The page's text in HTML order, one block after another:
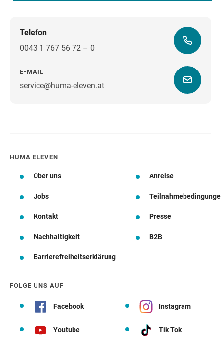
Telefon
0043 1 767 56 72 – 0
E-MAIL
service@huma-eleven.atWegbeschreibung
HUMA ELEVEN
Über uns Anreise
Jobs
Kontakt Presse
Nachhaltigkeit B2B
Barrierefreiheitserklärung
FOLGE UNS AUF
Facebook Instagram
Youtube Tik Tok